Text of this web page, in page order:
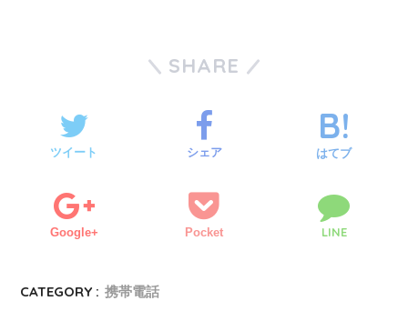
SHARE
ツイート シェア はてブ
Google+ Pocket LINE
CATEGORY : 携帯電話